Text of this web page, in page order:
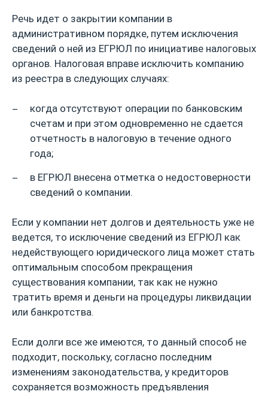
Речь идет о закрытии компании в
административном порядке, путем исключения
сведений о ней из ЕГРЮЛ по инициативе налоговых
органов. Налоговая вправе исключить компанию
из реестра в следующих случаях:
когда отсутствуют операции по банковским
счетам и при этом одновременно не сдается
отчетность в налоговую в течение одного
года;
в ЕГРЮЛ внесена отметка о недостоверности
сведений о компании.
Если у компании нет долгов и деятельность уже не
ведется, то исключение сведений из ЕГРЮЛ как
недействующего юридического лица может стать
оптимальным способом прекращения
существования компании, так как не нужно
тратить время и деньги на процедуры ликвидации
или банкротства.
Если долги все же имеются, то данный способ не
подходит, поскольку, согласно последним
изменениям законодательства, у кредиторов
сохраняется возможность предъявления